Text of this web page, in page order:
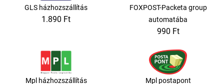
GLS házhozszállítás
1.890 Ft
FOXPOST-Packeta group
automatába
990 Ft
Mpl házhozszállítás Mpl postapont